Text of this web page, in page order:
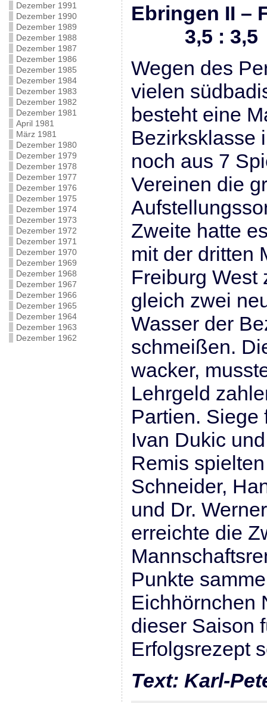
Dezember 1991
Dezember 1990
Dezember 1989
Dezember 1988
Dezember 1987
Dezember 1986
Dezember 1985
Dezember 1984
Dezember 1983
Dezember 1982
Dezember 1981
April 1981
März 1981
Dezember 1980
Dezember 1979
Dezember 1978
Dezember 1977
Dezember 1976
Dezember 1975
Dezember 1974
Dezember 1973
Dezember 1972
Dezember 1971
Dezember 1970
Dezember 1969
Dezember 1968
Dezember 1967
Dezember 1966
Dezember 1965
Dezember 1964
Dezember 1963
Dezember 1962
Ebringen II –
3,5 : 3,5
Wegen des
vielen
besteht eine
Bezirksklasse
noch aus 7
Vereinen die
Zweite hatte
mit der dritten
Freiburg West
gleich zwei
Wasser der
schmeißen.
wacker,
Lehrgeld
Partien. Siege
Ivan Dukic
Remis
Schneider,
und Dr.
erreichte die
Punkte
Eichhörnchen
dieser Saison
Erfolgsrezept
Text: Karl-